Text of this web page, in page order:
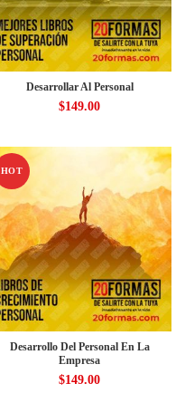
Desarrollar Al Personal
$149.00
HOT
Desarrollo Del Personal En La
Empresa
$149.00